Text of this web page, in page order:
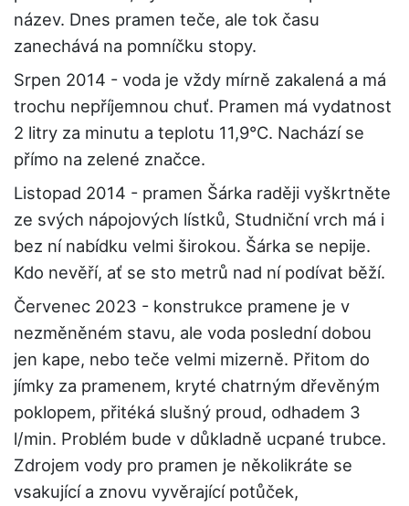
název. Dnes pramen teče, ale tok času
zanechává na pomníčku stopy.
Srpen 2014 - voda je vždy mírně zakalená a má
trochu nepříjemnou chuť. Pramen má vydatnost
2 litry za minutu a teplotu 11,9°C. Nachází se
přímo na zelené značce.
Listopad 2014 - pramen Šárka raději vyškrtněte
ze svých nápojových lístků, Studniční vrch má i
bez ní nabídku velmi širokou. Šárka se nepije.
Kdo nevěří, ať se sto metrů nad ní podívat běží.
Červenec 2023 - konstrukce pramene je v
nezměněném stavu, ale voda poslední dobou
jen kape, nebo teče velmi mizerně. Přitom do
jímky za pramenem, kryté chatrným dřevěným
poklopem, přitéká slušný proud, odhadem 3
l/min. Problém bude v důkladně ucpané trubce.
Zdrojem vody pro pramen je několikráte se
vsakující a znovu vyvěrající potůček,